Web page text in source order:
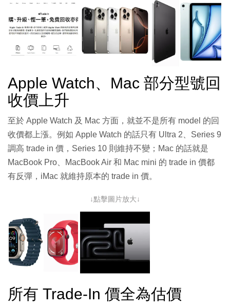
Apple Watch、Mac 部分型號回
收價上升
至於 Apple Watch 及 Mac 方面，就並不是所有 model 的回
收價都上漲。例如 Apple Watch 的話只有 Ultra 2、Series 9
調高 trade in 價，Series 10 則維持不變；Mac 的話就是
MacBook Pro、MacBook Air 和 Mac mini 的 trade in 價都
有反彈，iMac 就維持原本的 trade in 價。
↓點擊圖片放大↓
所有 Trade-In 價全為估價